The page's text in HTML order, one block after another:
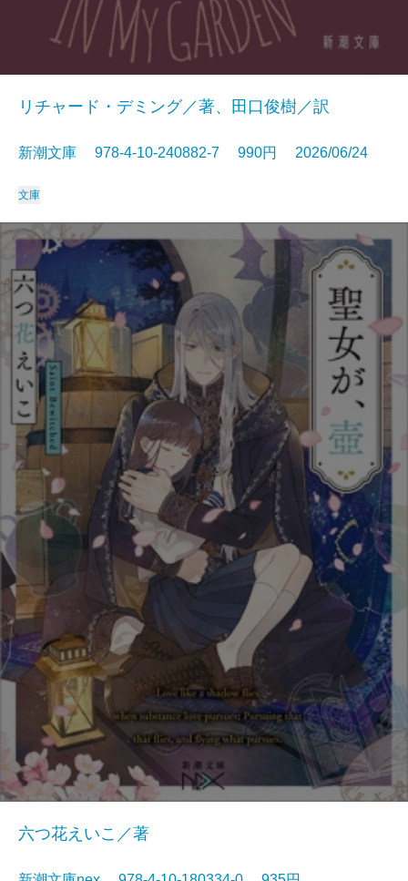
リチャード・デミング／著、田口俊樹／訳
新潮文庫 978-4-10-240882-7 990円 2026/06/24
文庫
六つ花えいこ／著